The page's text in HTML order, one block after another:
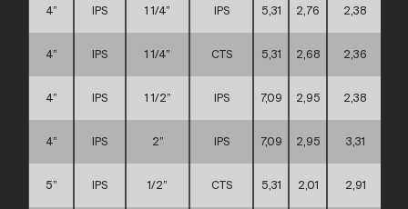
4” IPS 1 1/4” IPS 5,31 2,76 2,38
4” IPS 1 1/4” CTS 5,31 2,68 2,36
4” IPS 1 1/2” IPS 7,09 2,95 2,38
4” IPS 2” IPS 7,09 2,95 3,31
5” IPS 1/2” CTS 5,31 2,01 2,91